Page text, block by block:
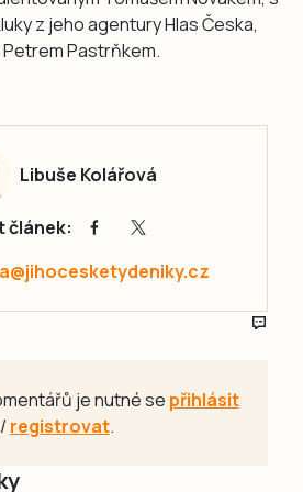
z jeho agentury Hlas Česka,
Pastrňkem.
Libuše Kolářová
článek:
je nutné se přihlásit
/registrovat.